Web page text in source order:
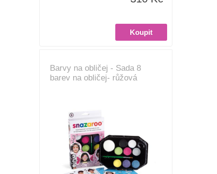
Barvy na obličej - Sada 8
barev na obličej- růžová